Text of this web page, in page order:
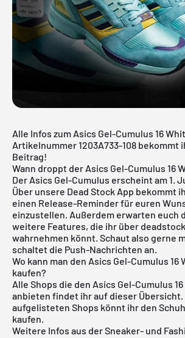
Alle Infos zum Asics Gel-Cumulus 16
Artikelnummer 1203A733-108 bekommt
Beitrag!
Wann droppt der Asics Gel-Cumulus 16
Der Asics Gel-Cumulus erscheint am 1.
Über unsere Dead Stock App bekommt
einen Release-Reminder für euren
einzustellen. Außerdem erwarten euch
weitere Features, die ihr über
wahrnehmen könnt. Schaut also gerne
schaltet die Push-Nachrichten an.
Wo kann man den Asics Gel-Cumulus 16
kaufen?
Alle Shops die den Asics Gel-Cumulus
anbieten findet ihr auf dieser Übersicht.
aufgelisteten Shops könnt ihr den
kaufen.
Weitere Infos aus derSneaker- und